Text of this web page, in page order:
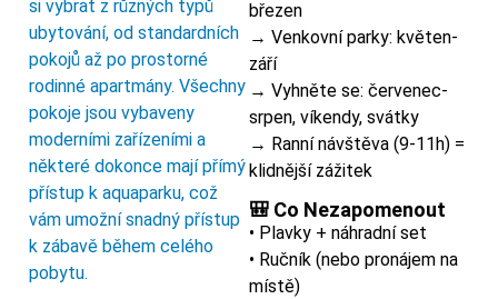
si vybrat z různých typů
ubytování, od standardních
pokojů až po prostorné
rodinné apartmány. Všechny
pokoje jsou vybaveny
moderními zařízeními a
některé dokonce mají přímý
přístup k aquaparku, což
vám umožní snadný přístup
k zábavě během celého
pobytu.
březen
→ Venkovní parky: květen-
září
→ Vyhněte se: červenec-
srpen, víkendy, svátky
→ Ranní návštěva (9-11h) =
klidnější zážitek
🎒 Co Nezapomenout
• Plavky + náhradní set
• Ručník (nebo pronájem na
místě)